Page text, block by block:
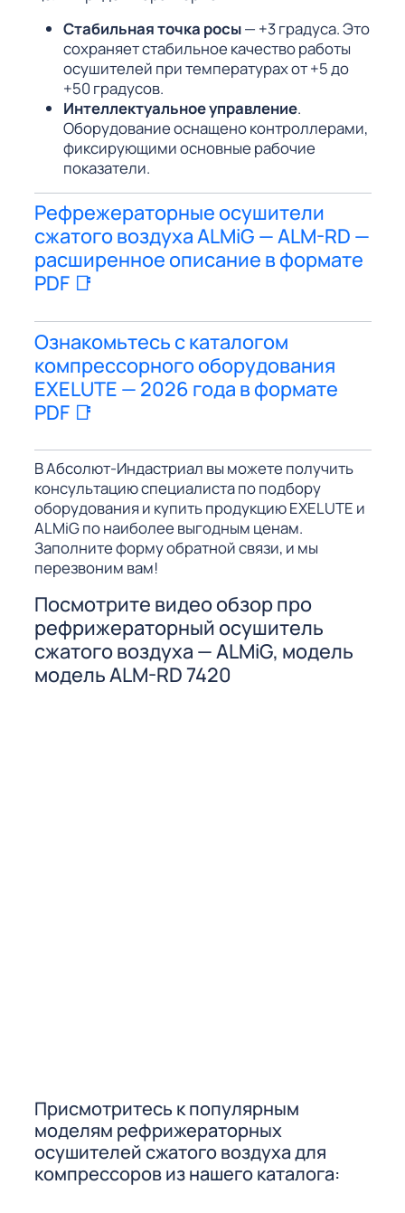
Стабильная точка росы— +3 градуса. Это
сохраняет стабильное качество работы
осушителей при температурах от +5 до
+50 градусов.
Интеллектуальное управление.
Оборудование оснащено контроллерами,
фиксирующими основные рабочие
показатели.
Рефрежераторные осушители
сжатого воздуха ALMiG — ALM-RD —
расширенное описание в формате
PDF 📑
Ознакомьтесь с каталогом
компрессорного оборудования
EXELUTE — 2026 года в формате
PDF 📑
В Абсолют-Индастриал вы можете получить
консультацию специалиста по подбору
оборудования и купить продукцию EXELUTE и
ALMiG по наиболее выгодным ценам.
Заполните форму обратной связи, и мы
перезвоним вам!
Посмотрите видео обзор про
рефрижераторный осушитель
сжатого воздуха — ALMiG, модель
модель ALM-RD 7420
Присмотритесь к популярным
моделям рефрижераторных
осушителей сжатого воздуха для
компрессоров из нашего каталога: